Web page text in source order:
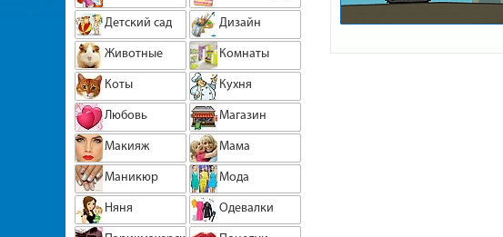
Детский сад
Дизайн
Животные
Комнаты
Коты
Кухня
Любовь
Магазин
Макияж
Мама
Маникюр
Мода
Няня
Одевалки